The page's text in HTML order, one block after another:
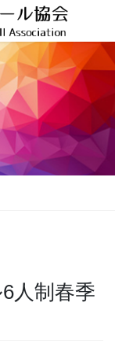
人制春季